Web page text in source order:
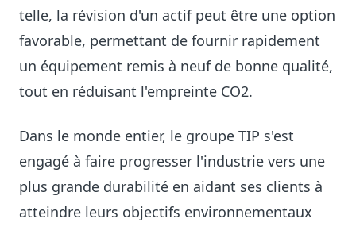
telle, la révision d'un actif peut être une option
favorable, permettant de fournir rapidement
un équipement remis à neuf de bonne qualité,
tout en réduisant l'empreinte CO2.
Dans le monde entier, le groupe TIP s'est
engagé à faire progresser l'industrie vers une
plus grande durabilité en aidant ses clients à
atteindre leurs objectifs environnementaux